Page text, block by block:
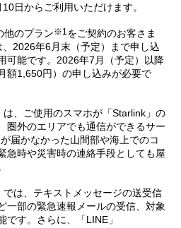
日からご利用いただけます。
他のプラン※1をご契約のお客さま
、2026年6月末（予定）まで申し込
可能です。2026年7月（予定）以降
額1,650円）の申し込みが必要で
は、ご使用のスマホが「Starlink」の
圏外のエリアでも通信ができるサー
届かなかった山間部や海上でのコ
急時や災害時の連絡手段としても屋
では、テキストメッセージの送受信
一部の緊急速報メールの受信、対象
です。さらに、「LINE」